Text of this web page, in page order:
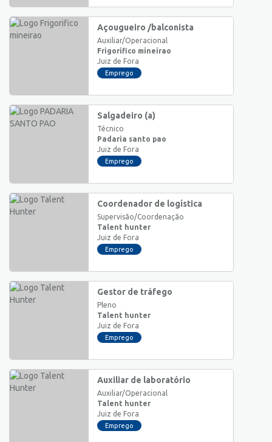
Açougueiro /balconista
Auxiliar/Operacional
Frigorifico mineirao
Juiz de Fora
Emprego
Salgadeiro (a)
Técnico
Padaria santo pao
Juiz de Fora
Emprego
Coordenador de logística
Supervisão/Coordenação
Talent hunter
Juiz de Fora
Emprego
Gestor de tráfego
Pleno
Talent hunter
Juiz de Fora
Emprego
Auxiliar de laboratório
Auxiliar/Operacional
Talent hunter
Juiz de Fora
Emprego